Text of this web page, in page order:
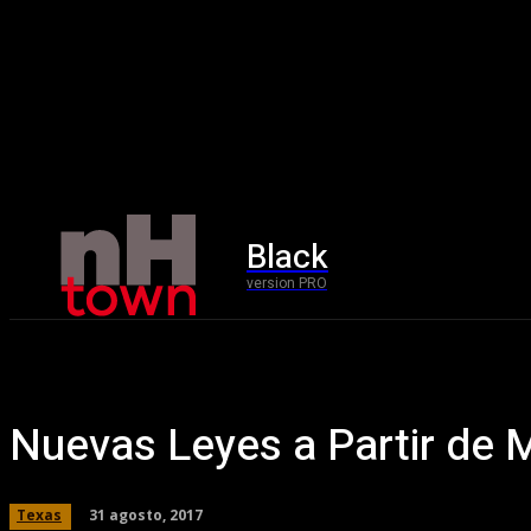
Black
version PRO
Nuevas Leyes a Partir de
Texas 31 agosto, 2017